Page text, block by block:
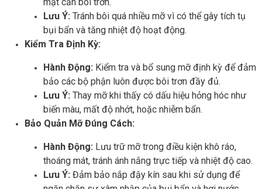
Lưu Ý: Tránh bôi quá nhiều mỡ vì có thể gây tích tụ
bụi bẩn và tăng nhiệt độ hoạt động.
Kiểm Tra Định Kỳ:
Hành Động: Kiểm tra và bổ sung mỡ định kỳ để đảm
bảo các bộ phận luôn được bôi trơn đầy đủ.
Lưu Ý: Thay mỡ khi thấy có dấu hiệu hỏng hóc như
biến màu, mất độ nhớt, hoặc nhiễm bẩn.
Bảo Quản Mỡ Đúng Cách:
Hành Động: Lưu trữ mỡ trong điều kiện khô ráo,
thoáng mát, tránh ánh nắng trực tiếp và nhiệt độ cao.
Lưu Ý: Đảm bảo nắp đậy kín sau khi sử dụng để